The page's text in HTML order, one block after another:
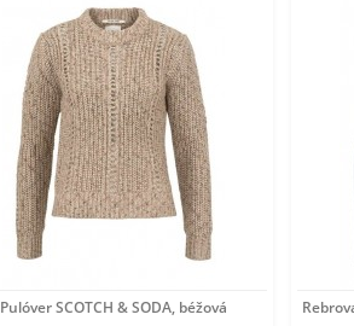
Pulóver SCOTCH & SODA, béžová